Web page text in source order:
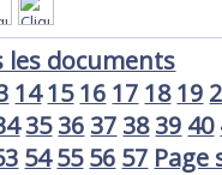
les documents
14 15 16 17 18 19
35 36 37 38 39 40
54 55 56 57 Page